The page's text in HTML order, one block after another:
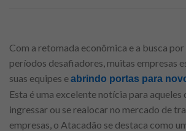
Com a retomada econômica e a busca
períodos desafiadores, muitas empresas
suas equipes eabrindo portas para
Esta é uma excelente notícia para aqueles
ingressar ou se realocar no mercado de
empresas, o Atacadão se destaca como